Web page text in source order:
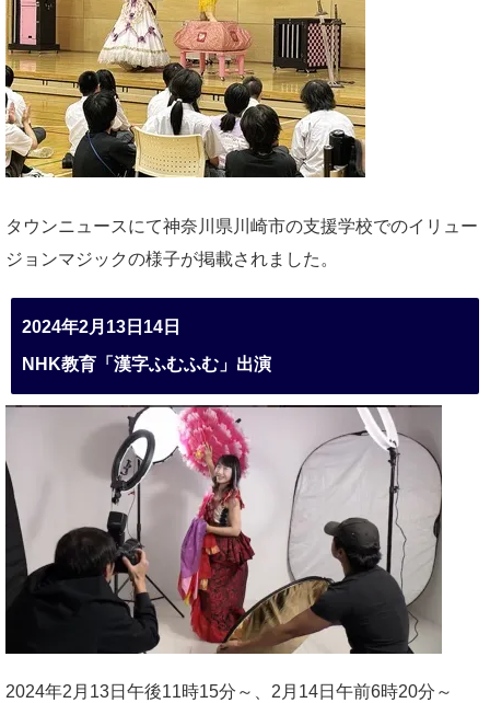
タウンニュースにて神奈川県川崎市の支援学校でのイリュー
ジョンマジックの様子が掲載されました。
2024年2月13日14日
NHK教育「漢字ふむふむ」出演
2024年2月13日午後11時15分～、2月14日午前6時20分～